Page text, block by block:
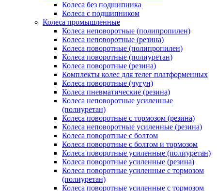
Колеса без подшипника
Колеса с подшипником
Колеса промышленные
Колеса неповоротные (полипропилен)
Колеса неповоротные (резина)
Колеса поворотные (полипропилен)
Колеса поворотные (полиуретан)
Колеса поворотные (резина)
Комплекты колес для телег платформенных
Колеса поворотные (чугун)
Колеса пневматические (резина)
Колеса неповоротные усиленные
(полиуретан)
Колеса поворотные c тормозом (резина)
Колеса неповоротные усиленные (резина)
Колеса поворотные с болтом
Колеса поворотные с болтом и тормозом
Колеса поворотные усиленные (полиуретан)
Колеса поворотные усиленные (резина)
Колеса поворотные усиленные с тормозом
(полиуретан)
Колеса поворотные усиленные с тормозом